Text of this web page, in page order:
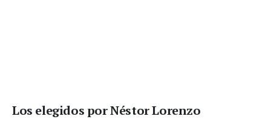
Los elegidos por Néstor Lorenzo